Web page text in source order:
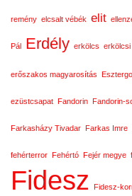
remény elcsalt vébék elit
Pál Erdély erkölcs
erőszakos magyarosítás
ezüstcsapat Fandorin Fandorin-
Farkasházy Tivadar Farkas Imre
fehérterror Fehértó Fejér megye
Fidesz Fidesz-